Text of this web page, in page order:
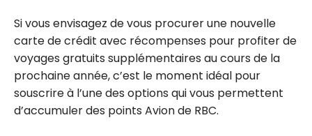
Si vous envisagez de vous procurer une nouvelle
carte de crédit avec récompenses pour profiter de
voyages gratuits supplémentaires au cours de la
prochaine année, c’est le moment idéal pour
souscrire à l’une des options qui vous permettent
d’accumuler des points Avion de RBC.